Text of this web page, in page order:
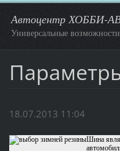
Автоцентр ХОББИ-
Универсальные
18.07.2013 11:04
Шина